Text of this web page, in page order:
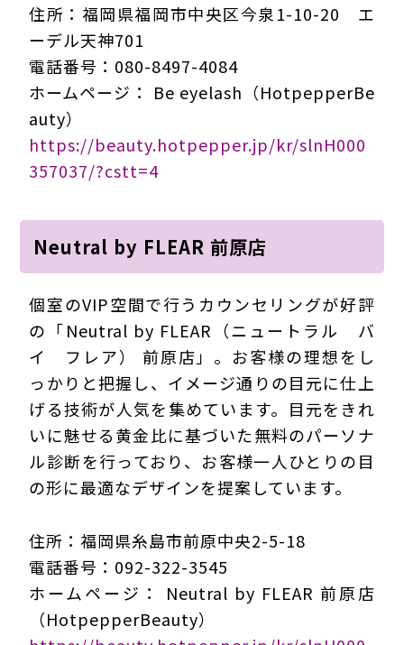
住所：福岡県福岡市中央区今泉1-10-20 エ
ーデル天神701
電話番号：080-8497-4084
ホームページ： Be eyelash（HotpepperBe
auty）
https://beauty.hotpepper.jp/kr/slnH000
357037/?cstt=4
Neutral by FLEAR 前原店
個室のVIP空間で行うカウンセリングが好評
の「Neutral by FLEAR（ニュートラル バ
イ フレア） 前原店」。お客様の理想をし
っかりと把握し、イメージ通りの目元に仕上
げる技術が人気を集めています。目元をきれ
いに魅せる黄金比に基づいた無料のパーソナ
ル診断を行っており、お客様一人ひとりの目
の形に最適なデザインを提案しています。
住所：福岡県糸島市前原中央2-5-18
電話番号：092-322-3545
ホームページ： Neutral by FLEAR 前原店
（HotpepperBeauty）